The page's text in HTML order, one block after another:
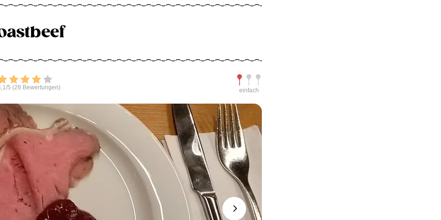
Bewerten
5 (28 Bewertungen)
Schwierigkeit
einfach
Next